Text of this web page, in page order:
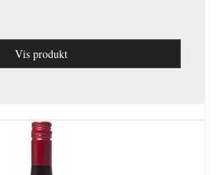
Vis produkt